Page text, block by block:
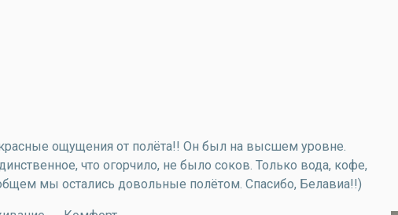
ощущения от полёта!! Он был на высшем уровне.
что огорчило, не было соков. Только вода, кофе,
мы остались довольные полётом. Спасибо, Белавиа!!)